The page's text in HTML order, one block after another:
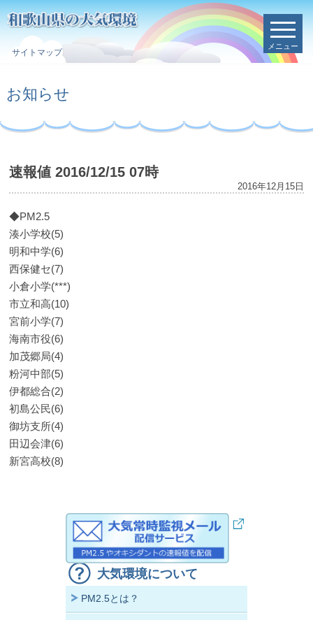
サイトマップ
メニュー
お知らせ
速報値 2016/12/15 07時
2016年12月15日
◆PM2.5
湊小学校(5)
明和中学(6)
西保健セ(7)
小倉小学(***)
市立和高(10)
宮前小学(7)
海南市役(6)
加茂郷局(4)
粉河中部(5)
伊都総合(2)
初島公民(6)
御坊支所(4)
田辺会津(6)
新宮高校(8)
大気環境について
PM2.5とは？